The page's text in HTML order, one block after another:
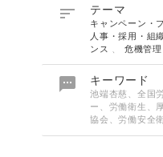
 テーマ
キャンペーン・
人事・採用・組
ンス
危機管
 キーワード
池端杏慈、全国
ー、労働衛生、
協会、労働安全